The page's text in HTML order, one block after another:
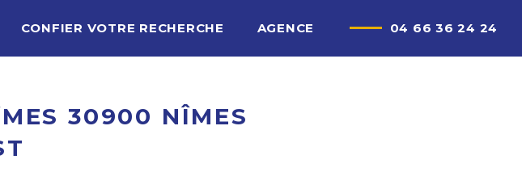
CONFIER VOTRE RECHERCHE AGENCE 04 66 36 24 24
30900 NÎMES